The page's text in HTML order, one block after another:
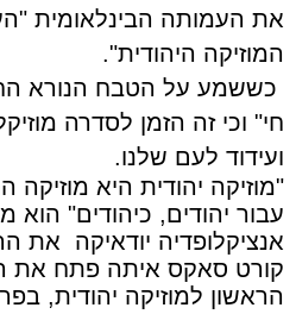
את העמותה הבינלאומית
המוזיקה היהודית".
כששמע על הטבח הנורא
חי" וכי זה הזמן לסדרה
ועידוד לעם שלנו.
"מוזיקה יהודית היא מוזיקה
עבור יהודים, כיהודים"
אנציקלופדיה יודאיקה את
קורט סאקס איתה פתח את
הראשון למוזיקה יהודית, בפריז